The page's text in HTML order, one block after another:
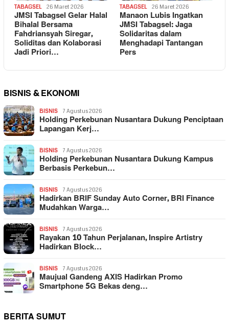
TABAGSEL 26 Maret 2026
JMSI Tabagsel Gelar Halal
Bihalal Bersama
Fahdriansyah Siregar,
Soliditas dan Kolaborasi
Jadi Priori…
TABAGSEL 26 Maret 2026
Manaon Lubis Ingatkan
JMSI Tabagsel: Jaga
Solidaritas dalam
Menghadapi Tantangan
Pers
BISNIS & EKONOMI
BISNIS 7 Agustus 2026
Holding Perkebunan Nusantara Dukung Penciptaan
Lapangan Kerj…
BISNIS 7 Agustus 2026
Holding Perkebunan Nusantara Dukung Kampus
Berbasis Perkebun…
BISNIS 7 Agustus 2026
Hadirkan BRIF Sunday Auto Corner, BRI Finance
Mudahkan Warga…
BISNIS 7 Agustus 2026
Rayakan 10 Tahun Perjalanan, Inspire Artistry
Hadirkan Block…
BISNIS 7 Agustus 2026
Maujual Gandeng AXIS Hadirkan Promo
Smartphone 5G Bekas deng…
BERITA SUMUT